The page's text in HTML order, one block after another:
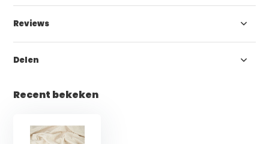
Reviews
Delen
Recent bekeken